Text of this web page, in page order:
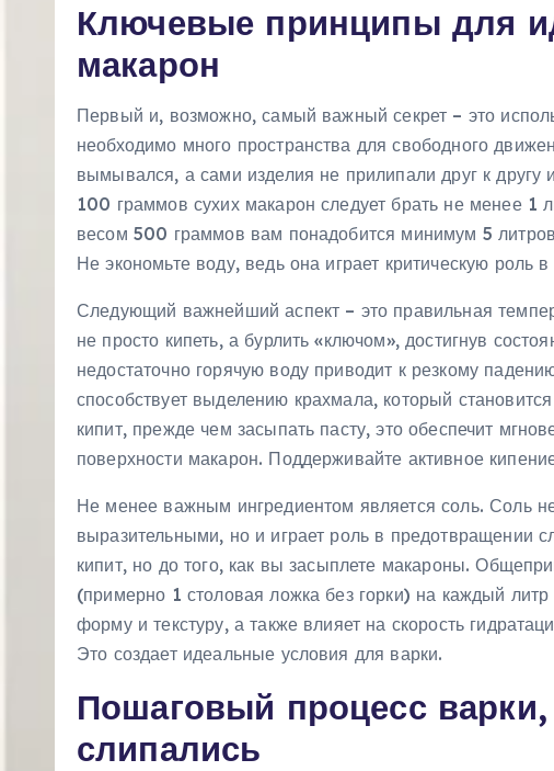
Ключевые принципы для
макарон
Первый и, возможно, самый важный секрет – это
необходимо много пространства для свободного
вымывался, а сами изделия не прилипали друг к
100 граммов сухих макарон следует брать не менее 1
весом 500 граммов вам понадобится минимум 5
Не экономьте воду, ведь она играет критическую роль
Следующий важнейший аспект – это правильная
не просто кипеть, а бурлить «ключом», достигнув
недостаточно горячую воду приводит к резкому
способствует выделению крахмала, который
кипит, прежде чем засыпать пасту, это обеспечит
поверхности макарон. Поддерживайте активное
Не менее важным ингредиентом является соль. Соль
выразительными, но и играет роль в предотвращении
кипит, но до того, как вы засыплете макароны.
(примерно 1 столовая ложка без горки) на каждый
форму и текстуру, а также влияет на скорость
Это создает идеальные условия для варки.
Пошаговый процесс
слипались